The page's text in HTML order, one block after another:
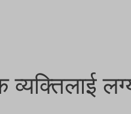
व्यक्तिलाई